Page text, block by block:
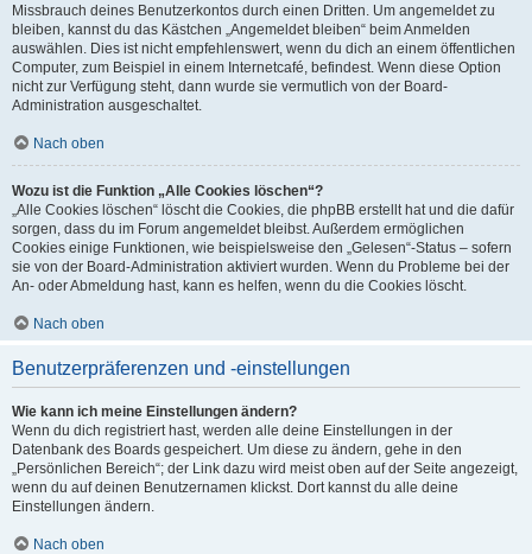
Missbrauch deines Benutzerkontos durch einen Dritten. Um angemeldet zu
bleiben, kannst du das Kästchen „Angemeldet bleiben“ beim Anmelden
auswählen. Dies ist nicht empfehlenswert, wenn du dich an einem öffentlichen
Computer, zum Beispiel in einem Internetcafé, befindest. Wenn diese Option
nicht zur Verfügung steht, dann wurde sie vermutlich von der Board-
Administration ausgeschaltet.
Nach oben
Wozu ist die Funktion „Alle Cookies löschen“?
„Alle Cookies löschen“ löscht die Cookies, die phpBB erstellt hat und die dafür
sorgen, dass du im Forum angemeldet bleibst. Außerdem ermöglichen
Cookies einige Funktionen, wie beispielsweise den „Gelesen“-Status – sofern
sie von der Board-Administration aktiviert wurden. Wenn du Probleme bei der
An- oder Abmeldung hast, kann es helfen, wenn du die Cookies löscht.
Nach oben
Benutzerpräferenzen und -einstellungen
Wie kann ich meine Einstellungen ändern?
Wenn du dich registriert hast, werden alle deine Einstellungen in der
Datenbank des Boards gespeichert. Um diese zu ändern, gehe in den
„Persönlichen Bereich“; der Link dazu wird meist oben auf der Seite angezeigt,
wenn du auf deinen Benutzernamen klickst. Dort kannst du alle deine
Einstellungen ändern.
Nach oben